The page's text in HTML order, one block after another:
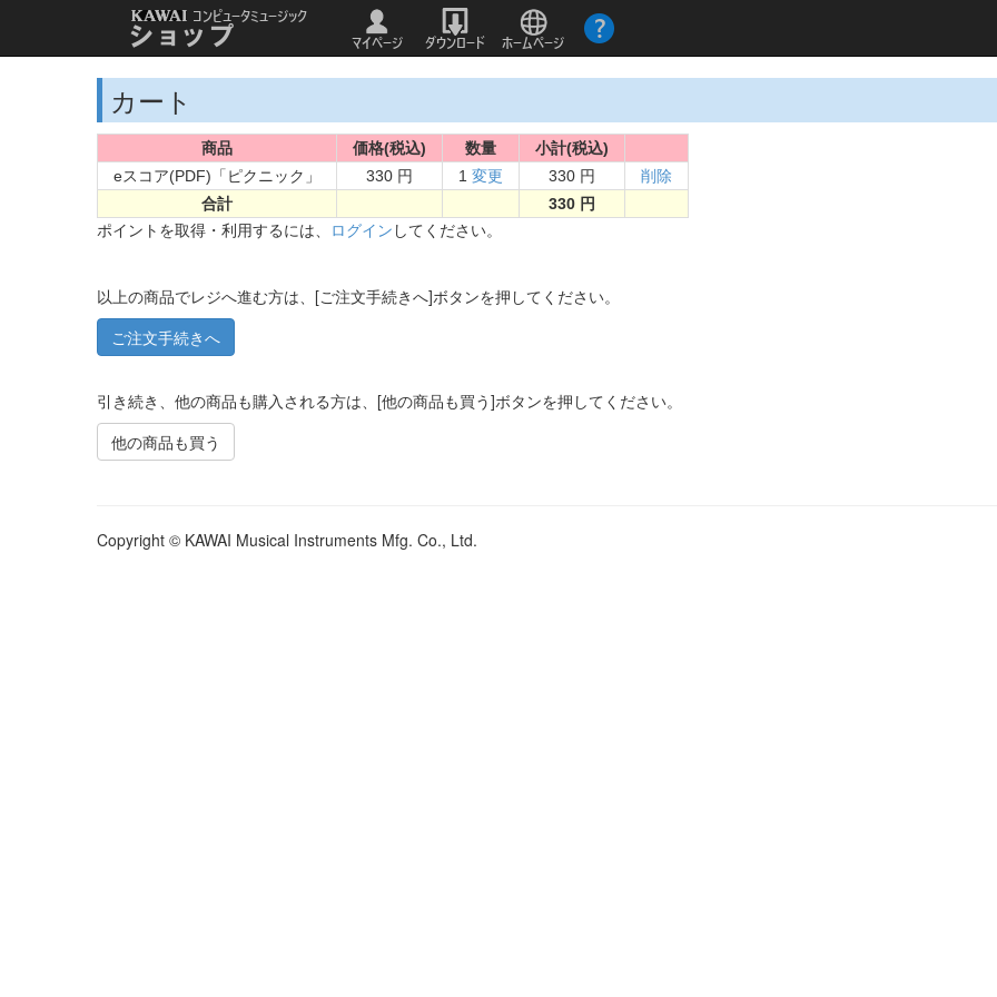
カート
商品 価格(税込) 数量
小計(税込)
eスコア(PDF)「ピクニック」
330 円 1 変更 330 円
削除
合計
330 円
ポイントを取得・利用するには、 ログイン してください。
以上の商品でレジへ進む方は、[ご注文手続きへ]ボタンを押してください。
引き続き、他の商品も購入される方は、[他の商品も買う]ボタンを押してください。
他の商品も買う
Copyright © KAWAI Musical Instruments Mfg. Co., Ltd.